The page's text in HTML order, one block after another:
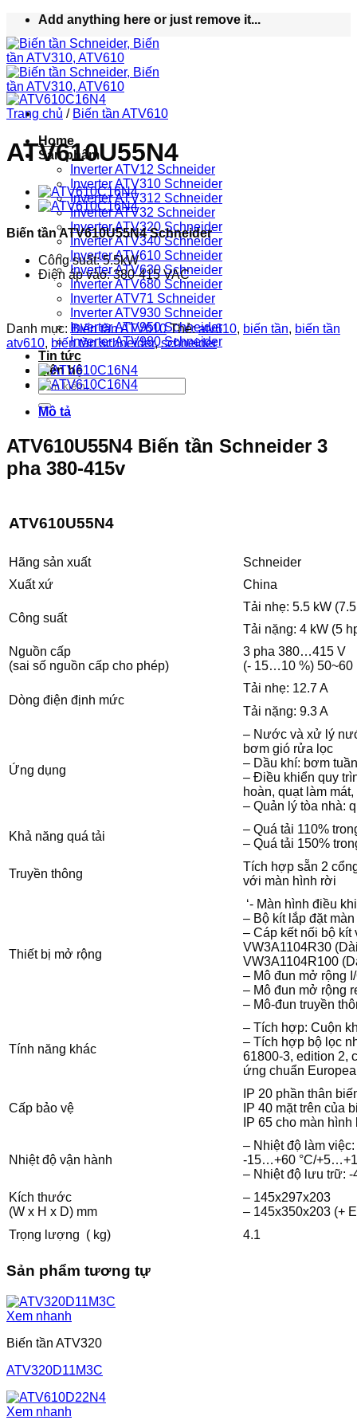
nội
dung
Add anything here or just remove it...
Home
Sản phẩm
Inverter ATV12 Schneider
Inverter ATV310 Schneider
Inverter ATV312 Schneider
Inverter ATV32 Schneider
Inverter ATV320 Schneider
Inverter ATV340 Schneider
Inverter ATV610 Schneider
Inverter ATV630 Schneider
Inverter ATV680 Schneider
Inverter ATV71 Schneider
Inverter ATV930 Schneider
Inverter ATV950 Schneider
Inverter ATV980 Schneider
Tin tức
Liên hệ
Tìm
kiếm:
Trang chủ / Biến tần ATV610
ATV610U55N4
Biến tần ATV610U55N4 Schneider
Công suất: 5.5kW
Điện áp vào: 380-415 VAC
Danh mục: Biến tần ATV610 Thẻ:atv610, biến tần, biến tần
atv610, biến tần schneider,schneider
Mô tả
ATV610U55N4 Biến tần Schneider 3
pha 380-415v
ATV610U55N4
Hãng sản xuất
Schneider
Xuất xứ
China
Công suất
Tải nhẹ: 5.5 kW
Tải nặng: 4 kW (5
Nguồn cấp
(sai số nguồn cấp cho phép)
3 pha 380…415 V
(- 15…10 %) 50~60
Dòng điện định mức
Tải nhẹ: 12.7 A
Tải nặng: 9.3 A
Ứng dụng
– Nước và xử lý
bơm gió rửa lọc
– Dầu khí: bơm
– Điều khiển quy
hoàn, quạt làm
– Quản lý tòa nhà:
Khả năng quá tải
– Quá tải 110%
– Quá tải 150%
Truyền thông
Tích hợp sẵn 2
với màn hình rời
Thiết bị mở rộng
‘- Màn hình điều
– Bộ kít lắp đặt
– Cáp kết nối bộ kít
VW3A1104R30
VW3A1104R100
– Mô đun mở rộng
– Mô đun mở rộng
– Mô-đun truyền
Tính năng khác
– Tích hợp: Cuộn
– Tích hợp bộ lọc
61800-3, edition 2,
ứng chuẩn
Cấp bảo vệ
IP 20 phần thân
IP 40 mặt trên của
IP 65 cho màn hình
Nhiệt độ vận hành
– Nhiệt độ làm
-15…+60 °C/
– Nhiệt độ lưu trữ:
Kích thước
(W x H x D) mm
– 145x297x203
– 145x350x203 (+
Trọng lượng ( kg)
4.1
Sản phẩm tương tự
Xem nhanh
Biến tần ATV320
ATV320D11M3C
Xem nhanh